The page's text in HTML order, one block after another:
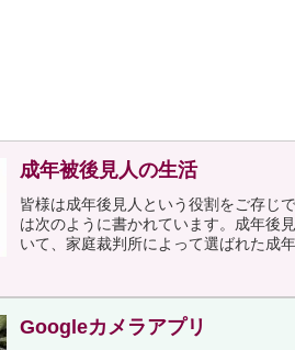
成年被後見人の生活
皆様は成年後見人という役割をご存じ
は次のように書かれています。成年後
いて、家庭裁判所によって選ばれた成
Googleカメラアプリ